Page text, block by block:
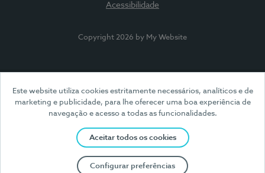
Este website utiliza cookies estritamente necessários, analíticos e de
marketing e publicidade, para lhe oferecer uma boa experiência de
navegação e acesso a todas as funcionalidades.
Aceitar todos os cookies
Configurar preferências
Acessibilidade
Copyright 2026 by My Website